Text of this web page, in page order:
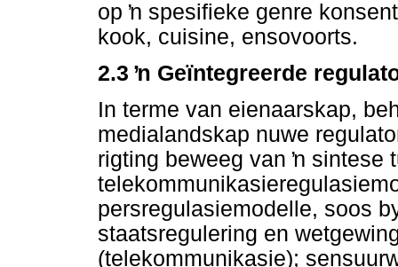
op ŉ spesifieke genre
kook, cuisine, ensovoorts.
2.3ŉ Geïntegreerde
In terme van eienaarskap,
medialandskap nuwe
rigting beweeg van ŉ sintese
persregulasiemodelle, soos
staatsregulering en
(telekommunikasie);